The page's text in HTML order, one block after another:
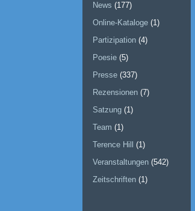
News (177)
Online-Kataloge (1)
Partizipation (4)
Poesie (5)
Presse (337)
Rezensionen (7)
Satzung (1)
Team (1)
Terence Hill
(1)
Veranstaltungen (542)
Zeitschriften (1)